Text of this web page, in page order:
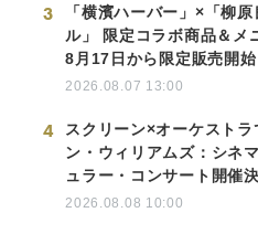
3
「横濱ハーバー」×「柳
ル」 限定コラボ商品＆
8月17日から限定販売開始
2026.08.07 13:00
4
スクリーン×オーケストラ
ン・ウィリアムズ：シネ
ュラー・コンサート開催決
2026.08.08 10:00